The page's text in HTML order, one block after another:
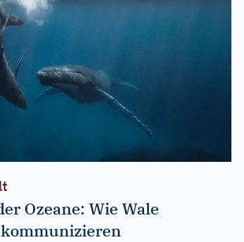
Ozeane: Wie Wale